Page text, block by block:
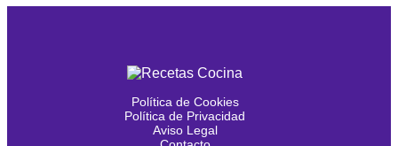
Política de Cookies
Política de Privacidad
Aviso Legal